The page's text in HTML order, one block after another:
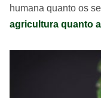
humana quanto os
agricultura quanto